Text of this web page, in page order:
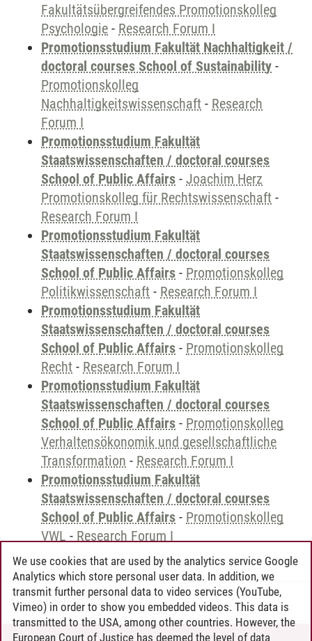
Fakultätsübergreifendes Promotionskolleg
Psychologie - Research Forum I
Promotionsstudium Fakultät Nachhaltigkeit /
doctoral courses School of Sustainability -
Promotionskolleg
Nachhaltigkeitswissenschaft - Research
Forum I
Promotionsstudium Fakultät
Staatswissenschaften / doctoral courses
School of Public Affairs - Joachim Herz
Promotionskolleg für Rechtswissenschaft -
Research Forum I
Promotionsstudium Fakultät
Staatswissenschaften / doctoral courses
School of Public Affairs - Promotionskolleg
Politikwissenschaft - Research Forum I
Promotionsstudium Fakultät
Staatswissenschaften / doctoral courses
School of Public Affairs - Promotionskolleg
Recht - Research Forum I
Promotionsstudium Fakultät
Staatswissenschaften / doctoral courses
School of Public Affairs - Promotionskolleg
Verhaltensökonomik und gesellschaftliche
Transformation - Research Forum I
Promotionsstudium Fakultät
Staatswissenschaften / doctoral courses
School of Public Affairs - Promotionskolleg
VWL - Research Forum I
Andreea Tribel 30.06.2024
We use cookies that are used by the analytics service Google
Analytics which store personal user data. In addition, we
transmit further personal data to video services (YouTube,
Vimeo) in order to show you embedded videos. This data is
transmitted to the USA, among other countries. However, the
European Court of Justice has deemed the level of data